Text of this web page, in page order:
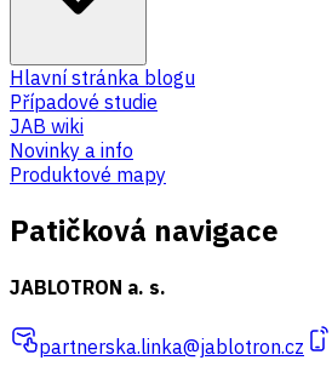
Hlavní stránka blogu
Případové studie
JAB wiki
Novinky a info
Produktové mapy
Patičková navigace
JABLOTRON a. s.
partnerska.linka@jablotron.cz